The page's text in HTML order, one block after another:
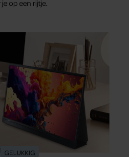
op een rijtje.
GELUKKIG